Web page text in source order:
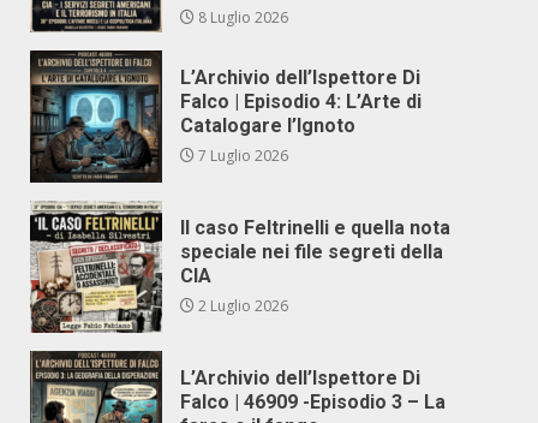
8 Luglio 2026
L’Archivio dell’Ispettore Di
Falco | Episodio 4: L’Arte di
Catalogare l’Ignoto
7 Luglio 2026
Il caso Feltrinelli e quella nota
speciale nei file segreti della
CIA
2 Luglio 2026
L’Archivio dell’Ispettore Di
Falco | 46909 -Episodio 3 – La